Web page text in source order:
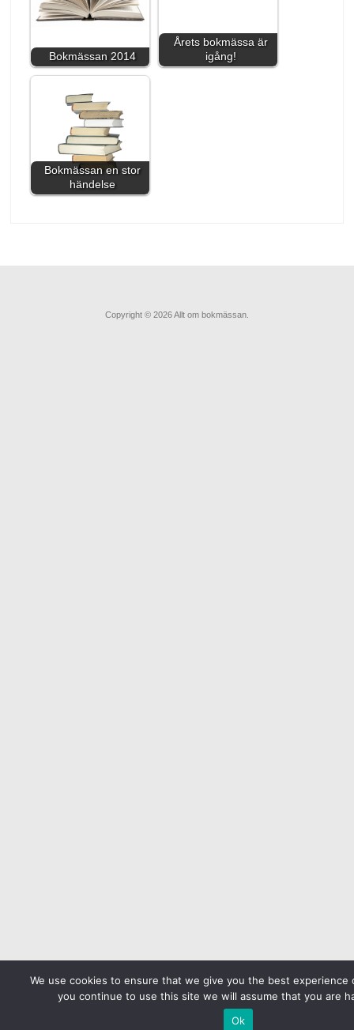
Bokmässan 2014
Årets bokmässa är
igång!
Bokmässan en stor
händelse
Copyright © 2026 Allt om bokmässan.
We use cookies to ensure that we give you the best experience
you continue to use this site we will assume that you are
Ok